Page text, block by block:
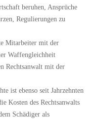
beruhen, Ansprüche
Regulierungen zu
Mitarbeiter mit der
Waffengleichheit
Rechtsanwalt mit der
ist ebenso seit Jahrzehnten
Kosten des Rechtsanwalts
Schädiger als